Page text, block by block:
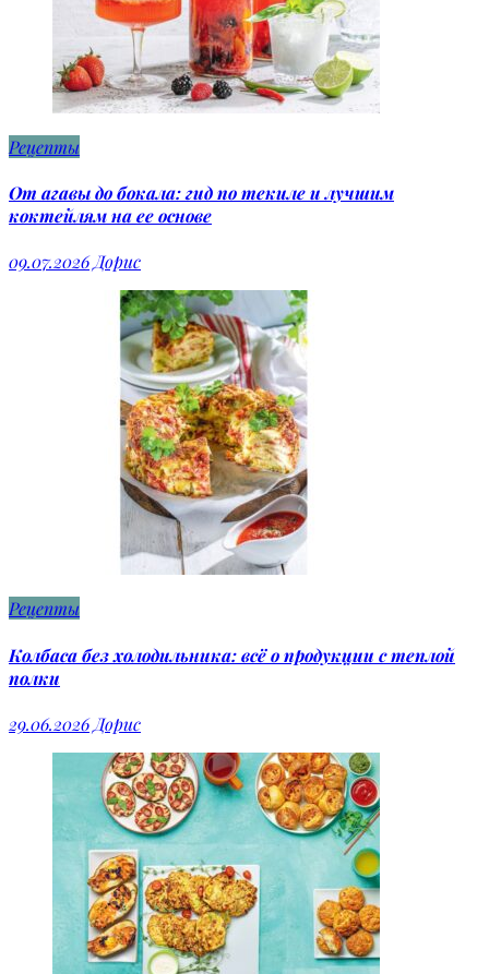
Рецепты
От агавы до бокала: гид по текиле и лучшим
коктейлям на ее основе
09.07.2026Дорис
Рецепты
Колбаса без холодильника: всё о продукции с теплой
полки
29.06.2026 Дорис